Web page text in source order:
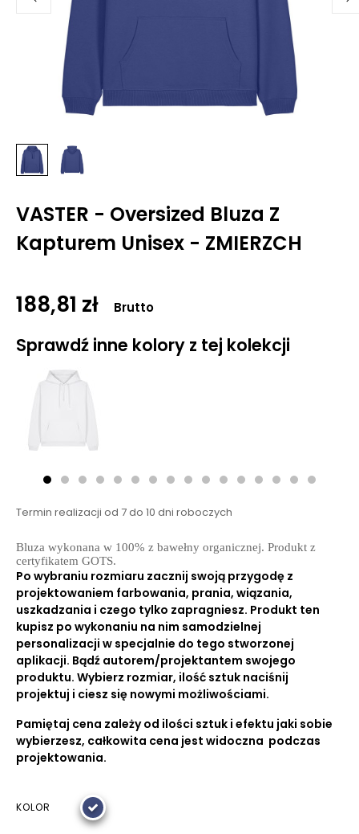
VASTER - Oversized Bluza Z
Kapturem Unisex - ZMIERZCH
188,81 zł Brutto
Sprawdź inne kolory z tej kolekcji
Termin realizacji od 7 do 10 dni roboczych
Bluza wykonana w 100% z bawełny organicznej. Produkt z
certyfikatem GOTS.
Po wybraniu rozmiaru zacznij swoją przygodę z
projektowaniem farbowania, prania, wiązania,
uszkadzania i czego tylko zapragniesz. Produkt ten
kupisz po wykonaniu na nim samodzielnej
personalizacji w specjalnie do tego stworzonej
aplikacji. Bądź autorem/projektantem swojego
produktu. Wybierz rozmiar, ilość sztuk naciśnij
projektuj i ciesz się nowymi możliwościami.
Pamiętaj cena zależy od ilości sztuk i efektu jaki sobie
wybierzesz, całkowita cena jest widoczna podczas
projektowania.
KOLOR